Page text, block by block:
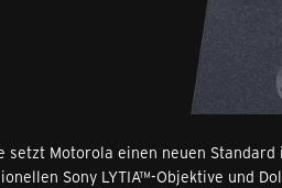
setzt Motorola einen neuen
Sony LYTIA™-Objektive und